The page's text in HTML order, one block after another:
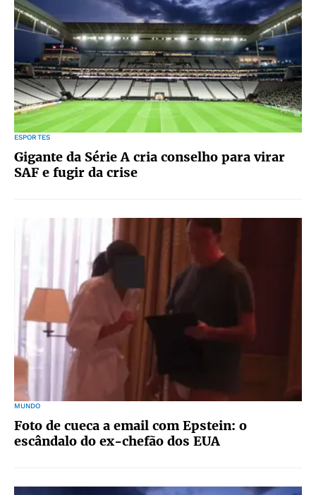
ESPORTES
Gigante da Série A cria conselho para virar
SAF e fugir da crise
MUNDO
Foto de cueca a email com Epstein: o
escândalo do ex-chefão dos EUA